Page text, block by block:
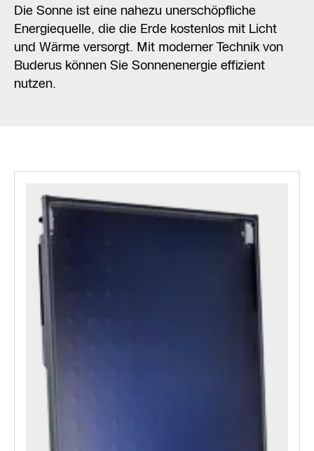
Die Sonne ist eine nahezu unerschöpfliche
Energiequelle, die die Erde kostenlos mit Licht
und Wärme versorgt. Mit moderner Technik von
Buderus können Sie Sonnenenergie effizient
nutzen.